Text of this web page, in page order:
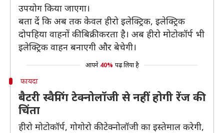
उपयोग किया जाएगा।
बता दें कि अब तक केवल हीरो इलेक्ट्रिक, इलेक्ट्रिक
दोपहिया वाहनों की बिक्री करता है। अब हीरो मोटोकॉर्प भी
इलेक्ट्रिक वाहन बनाएगी और बेचेगी।
आपने 40% पढ़ लिया है
फायदा
बैटरी स्वैपिंग टेक्नोलॉजी से नहीं होगी रेंज की
चिंता
हीरो मोटोकॉर्प, गोगोरो की टेक्नोलॉजी का इस्तेमाल करेगी,